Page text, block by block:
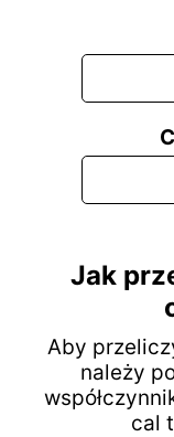
Jak
Aby
należy
cal